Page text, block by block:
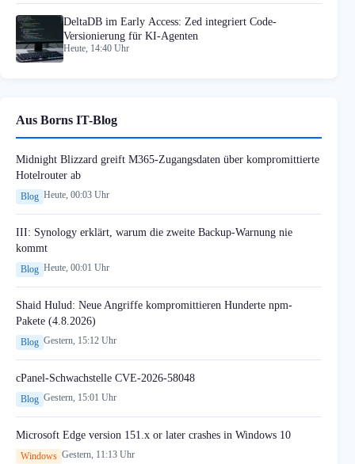
DeltaDB im Early Access: Zed integriert Code-
Versionierung für KI-Agenten
Heute, 14:40 Uhr
Aus Borns IT-Blog
Midnight Blizzard greift M365-Zugangsdaten über kompromittierte
Hotelrouter ab
Blog Heute, 00:03 Uhr
III: Synology erklärt, warum die zweite Backup-Warnung nie
kommt
Blog Heute, 00:01 Uhr
Shaid Hulud: Neue Angriffe kompromittieren Hunderte npm-
Pakete (4.8.2026)
Blog Gestern, 15:12 Uhr
cPanel-Schwachstelle CVE-2026-58048
Blog Gestern, 15:01 Uhr
Microsoft Edge version 151.x or later crashes in Windows 10
Windows Gestern, 11:13 Uhr